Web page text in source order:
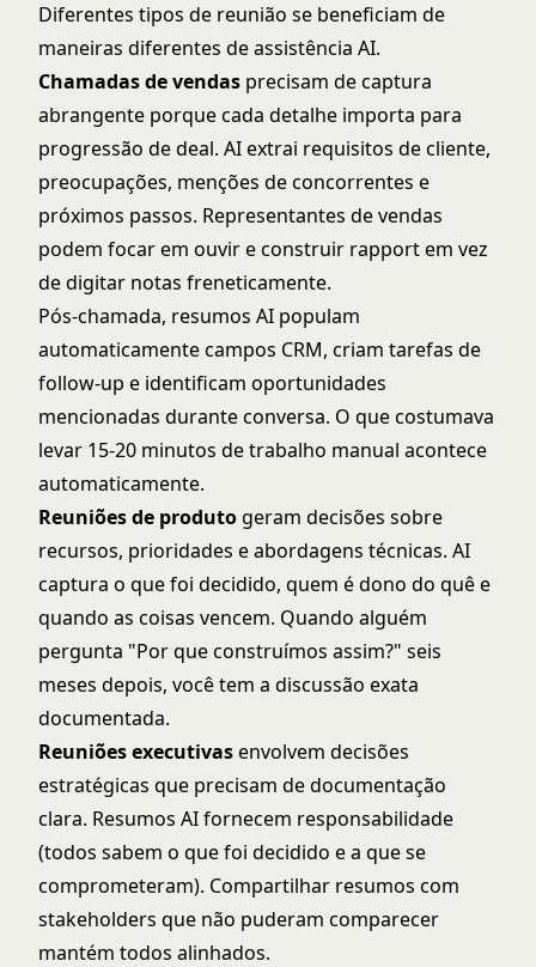
Diferentes tipos de reunião se beneficiam de
maneiras diferentes de assistência AI.
Chamadas de vendas precisam de captura
abrangente porque cada detalhe importa para
progressão de deal. AI extrai requisitos de cliente,
preocupações, menções de concorrentes e
próximos passos. Representantes de vendas
podem focar em ouvir e construir rapport em vez
de digitar notas freneticamente.
Pós-chamada, resumos AI populam
automaticamente campos CRM, criam tarefas de
follow-up e identificam oportunidades
mencionadas durante conversa. O que costumava
levar 15-20 minutos de trabalho manual acontece
automaticamente.
Reuniões de produto geram decisões sobre
recursos, prioridades e abordagens técnicas. AI
captura o que foi decidido, quem é dono do quê e
quando as coisas vencem. Quando alguém
pergunta "Por que construímos assim?" seis
meses depois, você tem a discussão exata
documentada.
Reuniões executivasenvolvem decisões
estratégicas que precisam de documentação
clara. Resumos AI fornecem responsabilidade
(todos sabem o que foi decidido e a que se
comprometeram). Compartilhar resumos com
stakeholders que não puderam comparecer
mantém todos alinhados.